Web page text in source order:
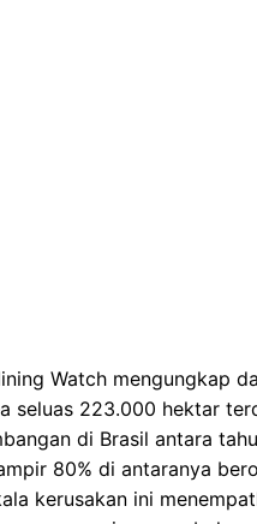
Watch mengungkap
seluas 223.000 hektar
di Brasil antara
80% di antaranya
kerusakan ini